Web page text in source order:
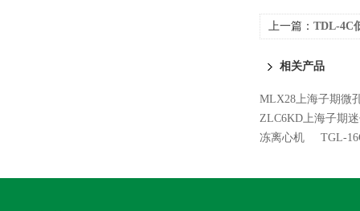
上一篇： TDL-4C
相关产品
MLX28上海子期微
ZLC6KD上海子期
冻离心机
TGL-